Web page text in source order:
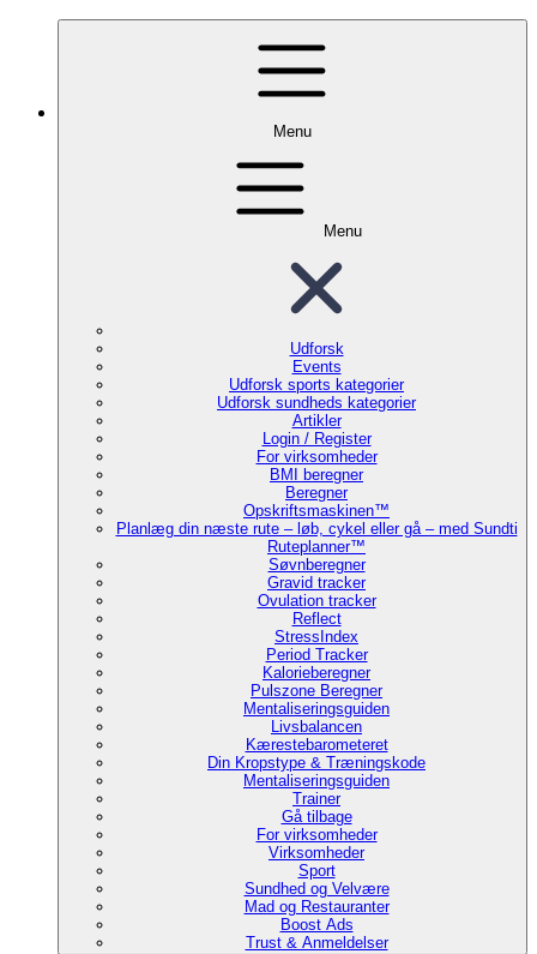
Menu
Menu
Udforsk
Events
Udforsk sports kategorier
Udforsk sundheds kategorier
Artikler
Login / Register
For virksomheder
BMI beregner
Beregner
Opskriftsmaskinen™
Planlæg din næste rute – løb, cykel eller gå – med Sundti
Ruteplanner™
Søvnberegner
Gravid tracker
Ovulation tracker
Reflect
StressIndex
Period Tracker
Kalorieberegner
Pulszone Beregner
Mentaliseringsguiden
Livsbalancen
Kærestebarometeret
Din Kropstype & Træningskode
Mentaliseringsguiden
Trainer
Gå tilbage
For virksomheder
Virksomheder
Sport
Sundhed og Velvære
Mad og Restauranter
Boost Ads
Trust & Anmeldelser